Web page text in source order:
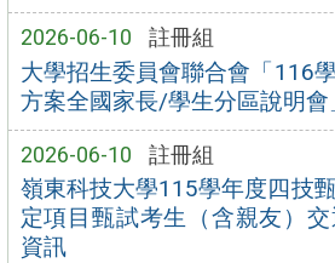
2026-06-10 註冊組
大學招生委員會聯合會「116
方案全國家長/學生分區說明會
2026-06-10 註冊組
嶺東科技大學115學年度四技
定項目甄試考生（含親友）
資訊